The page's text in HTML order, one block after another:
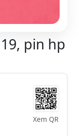
pin hp
Xem QR